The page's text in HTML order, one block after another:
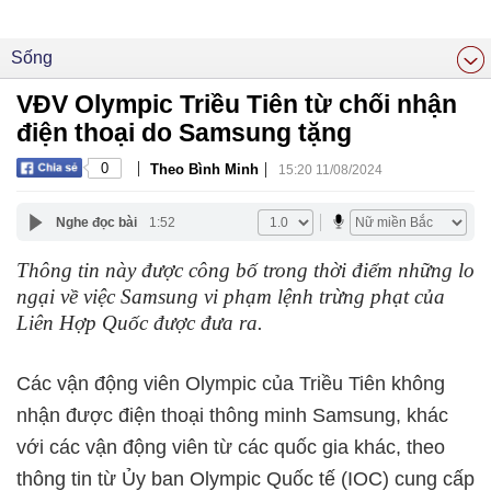
Sống
VĐV Olympic Triều Tiên từ chối nhận
điện thoại do Samsung tặng
0 | Theo Bình Minh | 15:20 11/08/2024
Nghe đọc bài 1:52
Thông tin này được công bố trong thời điểm những lo
ngại về việc Samsung vi phạm lệnh trừng phạt của
Liên Hợp Quốc được đưa ra.
Các vận động viên Olympic của Triều Tiên không
nhận được điện thoại thông minh Samsung, khác
với các vận động viên từ các quốc gia khác, theo
thông tin từ Ủy ban Olympic Quốc tế (IOC) cung cấp